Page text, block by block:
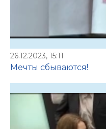
26.12.2023, 15:11
Мечты сбываются!